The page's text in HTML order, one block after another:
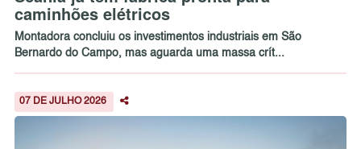
caminhões elétricos
Montadora concluiu os investimentos industriais em São
Bernardo do Campo, mas aguarda uma massa crít...
07 DE JULHO 2026